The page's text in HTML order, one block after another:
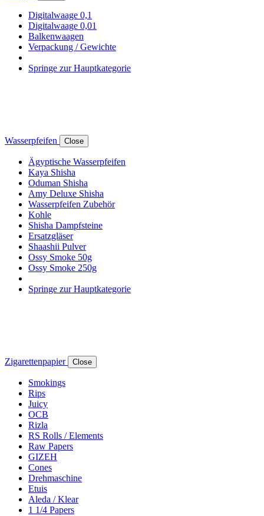
Digitalwaage 0,1
Digitalwaage 0,01
Balkenwaagen
Verpackung / Gewichte
Springe zur Hauptkategorie
Wasserpfeifen Close
Ägyptische Wasserpfeifen
Kaya Shisha
Oduman Shisha
Amy Deluxe Shisha
Wasserpfeifen Zubehör
Kohle
Shisha Dampfsteine
Ersatzgläser
Shaashii Pulver
Ossy Smoke 50g
Ossy Smoke 250g
Springe zur Hauptkategorie
Zigarettenpapier Close
Smokings
Rips
Juicy
OCB
Rizla
RS Rolls / Elements
Raw Papers
GIZEH
Cones
Drehmaschine
Etuis
Aleda / Klear
1 1/4 Papers